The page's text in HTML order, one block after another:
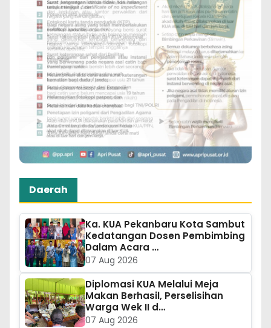
Daerah
Ka. KUA Pekanbaru Kota Sambut
Kedatangan Dosen Pembimbing
Dalam Acara …
07 Aug 2026
Diplomasi KUA Melalui Meja
Makan Berhasil, Perselisihan
Warga Wek II d…
07 Aug 2026